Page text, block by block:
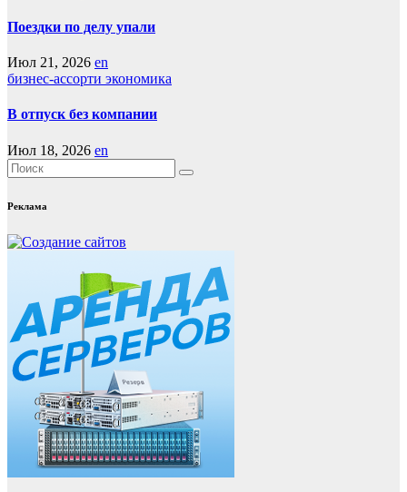
Поездки по делу упали
Июл 21, 2026 en
бизнес-ассорти экономика
В отпуск без компании
Июл 18, 2026 en
Реклама